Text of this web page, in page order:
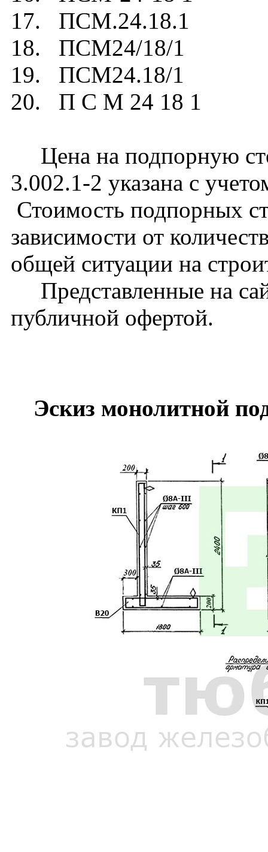
17. ПСМ.24.18.1
18. ПСМ24/18/1
19. ПСМ24.18/1
20. П С М 24 18 1
Цена на подпорную
3.002.1-2 указана с
Стоимость подпорных
зависимости от
общей ситуации на
Представленные на
публичной офертой.
Эскиз монолитной